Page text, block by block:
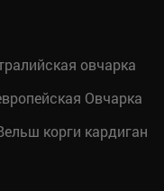
овчарка
Овчарка
корги кардиган